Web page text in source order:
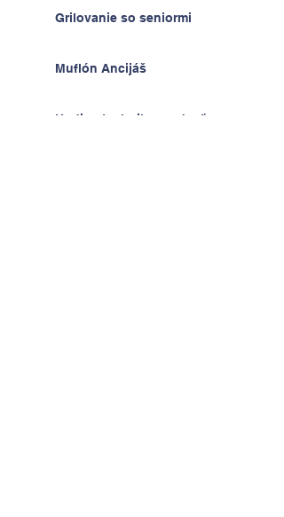
Grilovanie so seniormi
Muflón Ancijáš
Hodiny techniky - radosť z